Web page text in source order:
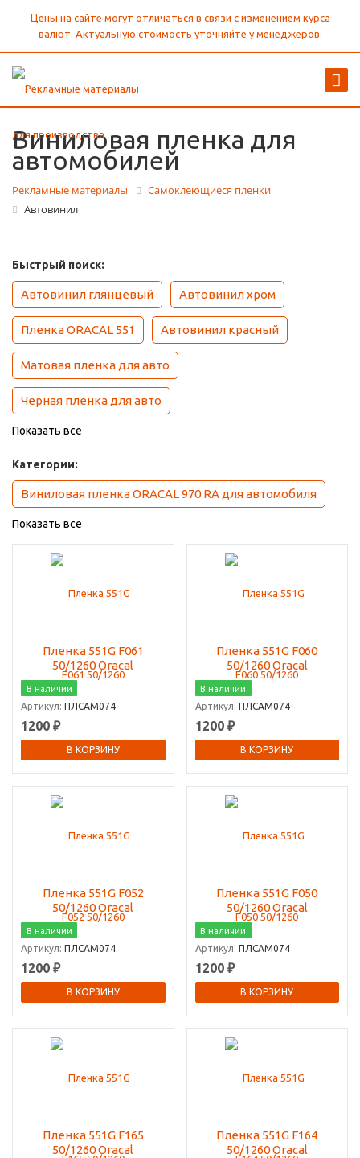
Цены на сайте могут отличаться в связи с изменением курса
валют. Актуальную стоимость уточняйте у менеджеров.
Виниловая пленка для
автомобилей
Рекламные материалы
Самоклеющиеся пленки
Автовинил
Быстрый поиск:
Автовинил глянцевый Автовинил хром
Пленка ORACAL 551 Автовинил красный
Матовая пленка для авто
Черная пленка для авто
Показать все
Категории:
Виниловая пленка ORACAL 970 RA для автомобиля
Показать все
Пленка 551G F061
50/1260 Oracal
В наличии
Артикул: ПЛСАМ074
1200 ₽
В КОРЗИНУ
Пленка 551G F060
50/1260 Oracal
В наличии
Артикул: ПЛСАМ074
1200 ₽
В КОРЗИНУ
Пленка 551G F052
50/1260 Oracal
В наличии
Артикул: ПЛСАМ074
1200 ₽
В КОРЗИНУ
Пленка 551G F050
50/1260 Oracal
В наличии
Артикул: ПЛСАМ074
1200 ₽
В КОРЗИНУ
Пленка 551G F165
50/1260 Oracal
Пленка 551G F164
50/1260 Oracal